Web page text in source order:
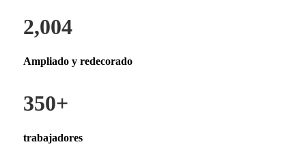
2,004
Ampliado y redecorado
350+
trabajadores